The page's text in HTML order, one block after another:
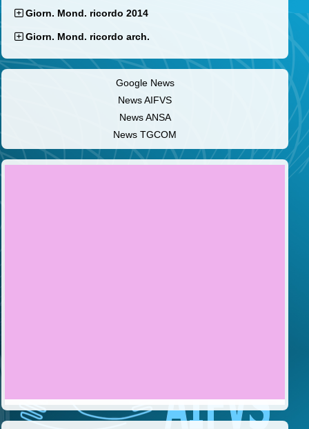
Giorn. Mond. ricordo 2014
Giorn. Mond. ricordo arch.
Google News
News AIFVS
News ANSA
News TGCOM